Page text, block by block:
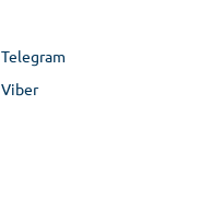
Telegram
Viber